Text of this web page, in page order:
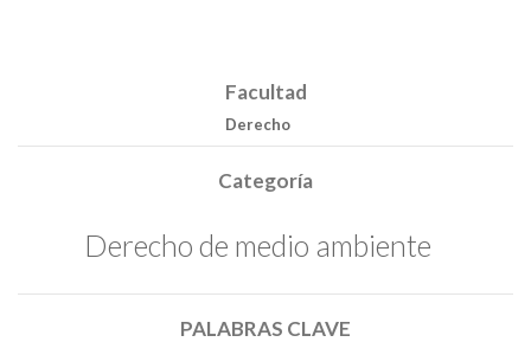
Facultad
Derecho
Categoría
Derecho de medio ambiente
PALABRAS CLAVE